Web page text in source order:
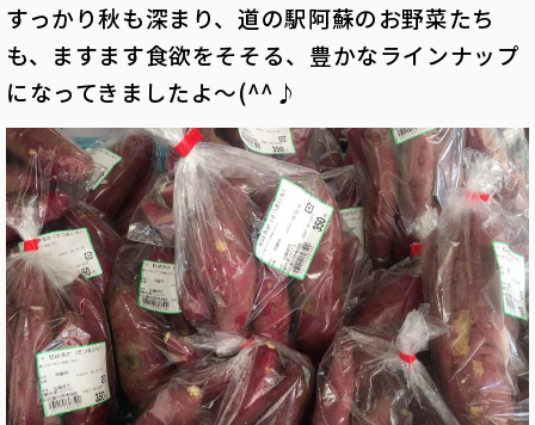
すっかり秋も深まり、道の駅阿蘇のお野菜たち
も、ますます食欲をそそる、豊かなラインナップ
になってきましたよ～(^^♪